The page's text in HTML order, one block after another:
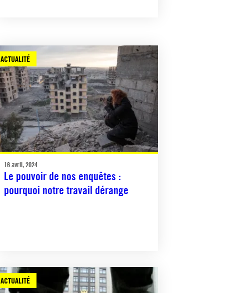
ACTUALITÉ
16 avril, 2024
Le pouvoir de nos enquêtes :
pourquoi notre travail dérange
ACTUALITÉ